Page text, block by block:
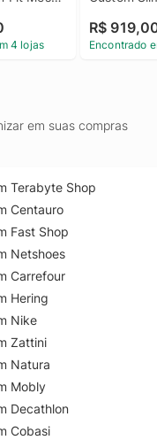
4 lojas
R$
Encontrado
em suas compras
Terabyte Shop
Centauro
Fast Shop
Netshoes
Carrefour
Hering
Nike
Zattini
Natura
Mobly
Decathlon
Cobasi